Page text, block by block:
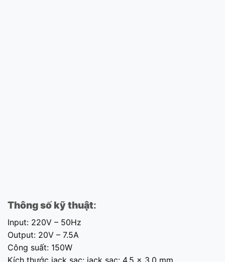
Thông số kỹ thuật:
Input: 220V – 50Hz
Output: 20V – 7.5A
Công suất: 150W
Kích thước jack sạc: jack sạc: 4.5 x 3.0 mm